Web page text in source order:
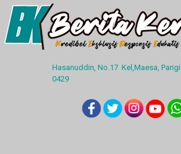
Hasanuddin, No.17 Kel,Maesa,
0429